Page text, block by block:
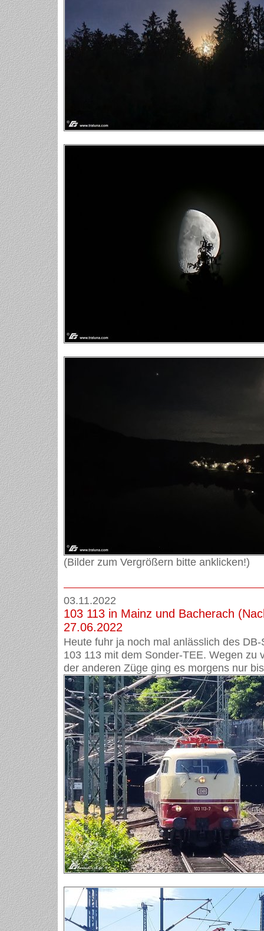
(Bilder zum Vergrößern bitte anklicken!)
03.11.2022
103 113 in Mainz und Bacherach
27.06.2022
Heute fuhr ja noch mal anlässlich des
103 113 mit dem Sonder-TEE. Wegen zu
der anderen Züge ging es morgens nur